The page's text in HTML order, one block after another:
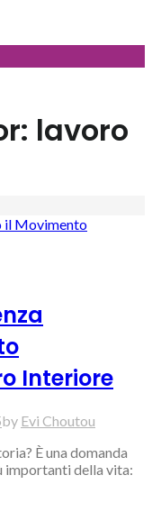
lavoro
Interiore
by Evi Choutou
È una domanda
importanti della vita: